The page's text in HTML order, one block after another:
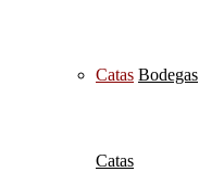
Catas Bodegas
Catas